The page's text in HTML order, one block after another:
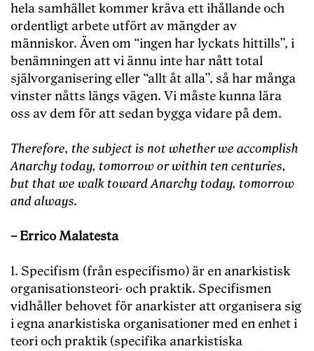
hela samhället kommer kräva ett ihållande och
ordentligt arbete utfört av mängder av
människor. Även om “ingen har lyckats hittills”, i
benämningen att vi ännu inte har nått total
självorganisering eller “allt åt alla”, så har många
vinster nåtts längs vägen. Vi måste kunna lära
oss av dem för att sedan bygga vidare på dem.
Therefore, the subject is not whether we accomplish
Anarchy today, tomorrow or within ten centuries,
but that we walk toward Anarchy today, tomorrow
and always.
– Errico Malatesta
1. Specifism (från especifismo) är en anarkistisk
organisationsteori- och praktik. Specifismen
vidhåller behovet för anarkister att organisera sig
i egna anarkistiska organisationer med en enhet i
teori och praktik (specifika anarkistiska